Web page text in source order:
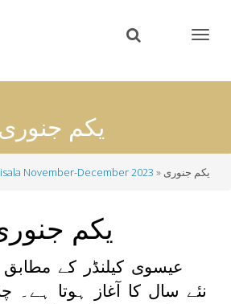
content
یکم جنوری
November-December 2023 یکم جنوری
یکم
عیسوی کیلنڈر کے
نئے سال کا آغاز ہوتا ہے۔